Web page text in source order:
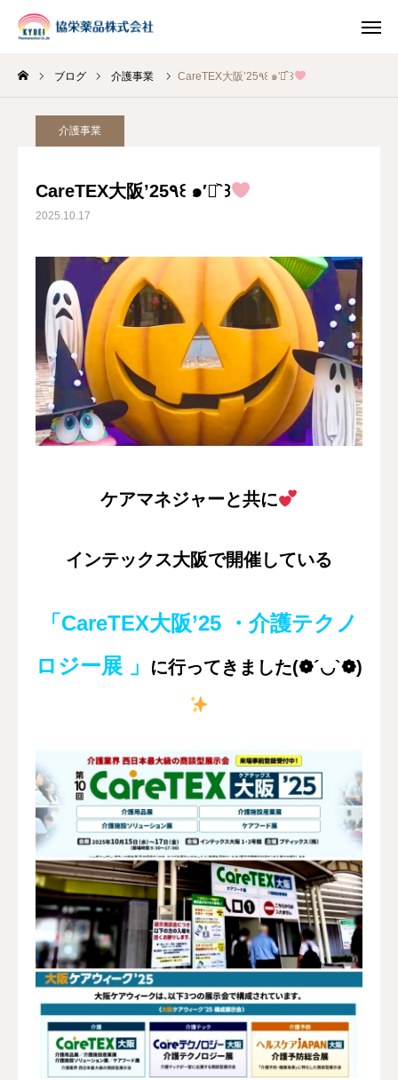
ブログ 介護事業 CareTEX大阪’25٩꒰ ๑′◡͐`꒱
介護事業
CareTEX大阪’25٩꒰ ๑′◡͐`꒱
2025.10.17
ケアマネジャーと共に
インテックス大阪で開催している
「CareTEX大阪’25 ・介護テクノ
ロジー展 」
に行ってきました(❁´◡`❁)
INSTAGRAM
HOME
事業案内
ブログ
お知らせ
採用情報